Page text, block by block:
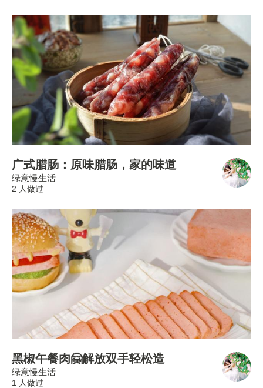
广式腊肠：原味腊肠，家的味道
绿意慢生活
2 人做过
黑椒午餐肉🤗解放双手轻松造
绿意慢生活
1 人做过